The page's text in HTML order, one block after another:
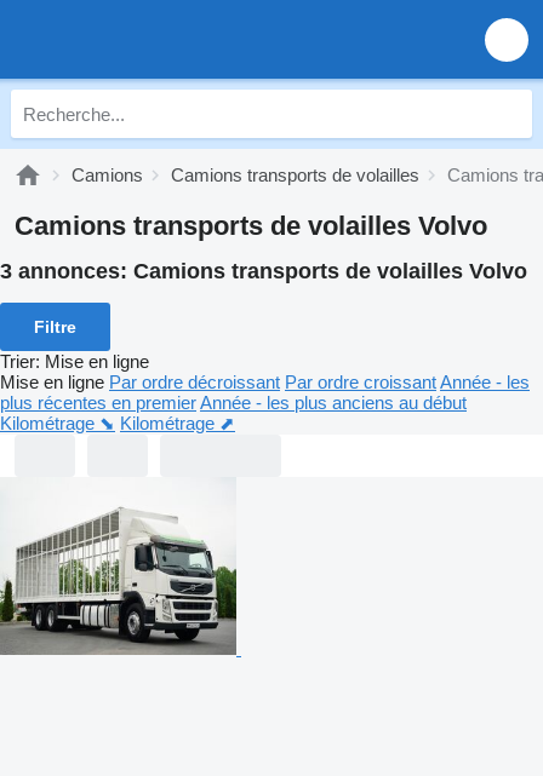
Camions Camions transports de volailles Camions
Camions transports de volailles Volvo
3 annonces: Camions transports de volailles Volvo
Filtre
Trier: Mise en ligne
Mise en ligne Par ordre décroissant Par ordre croissantAnnée - les
plus récentes en premierAnnée - les plus anciens au début
Kilométrage ⬊ Kilométrage ⬈